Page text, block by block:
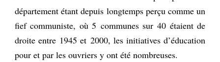
département étant depuis longtemps perçu comme un
fief communiste, où 5 communes sur 40 étaient de
droite entre 1945 et 2000, les initiatives d’éducation
pour et par les ouvriers y ont été nombreuses.